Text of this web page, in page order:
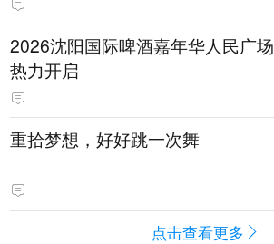
2026沈阳国际啤酒嘉年华人民广场
热力开启
重拾梦想，好好跳一次舞
点击查看更多